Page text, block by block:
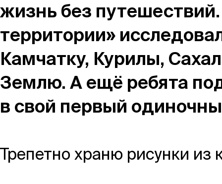
ГалереяОтзывыFAQ
+7 925 836 16 98
жизнь без
территории»
Камчатку, Курилы,
Землю. А ещё ребята
в свой первый
Трепетно храню рисунки из